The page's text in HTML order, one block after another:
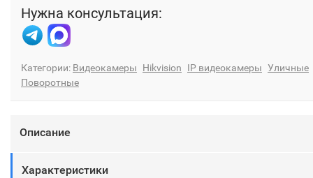
Нужна консультация:
Категории: Видеокамеры Hikvision IP видеокамеры Уличные
Поворотные
Описание
Характеристики